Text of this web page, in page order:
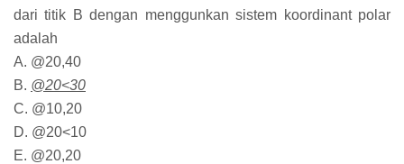
dari titik B dengan menggunkan sistem koordinant polar
adalah
A. @20,40
B. @20<30
C. @10,20
D. @20<10
E. @20,20